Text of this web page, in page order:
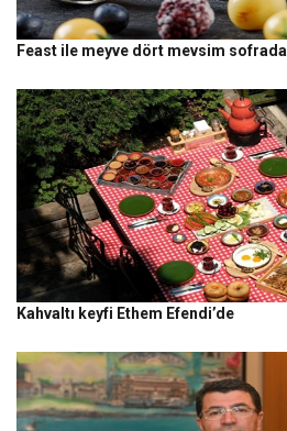
Feast ile meyve dört mevsim sofrada
Kahvaltı keyfi Ethem Efendi’de